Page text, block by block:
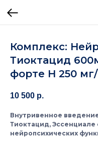
Комплекс:
Тиоктацид
форте Н 250
10 500 р.
Внутривенное
Тиоктацид,
нейропсихических